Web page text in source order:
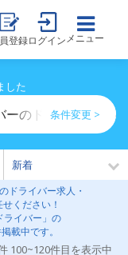
登録ログイン メニュー
した
のドライバー求人
条件変更 >
ドライバー求人・
ください！
ライバー」の
載中です。
100~120件目を表示中